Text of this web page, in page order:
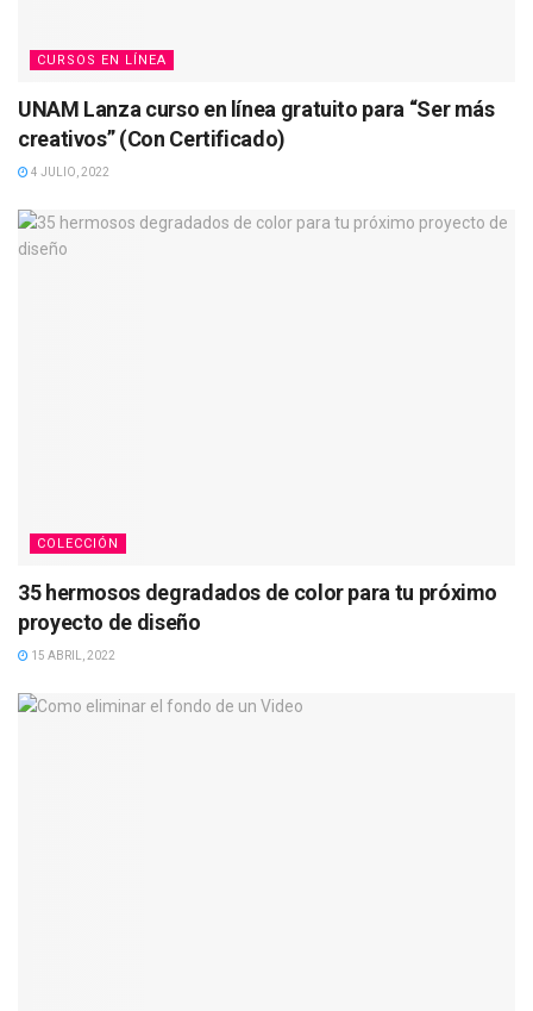
CURSOS EN LÍNEA
UNAM Lanza curso en línea gratuito para “Ser más
creativos” (Con Certificado)
4 JULIO, 2022
COLECCIÓN
35 hermosos degradados de color para tu próximo
proyecto de diseño
15 ABRIL, 2022